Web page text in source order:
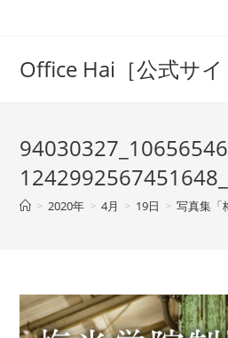
Office Hai［公式サイ
> 2020年 > 4月 > 19日 > 写真集「